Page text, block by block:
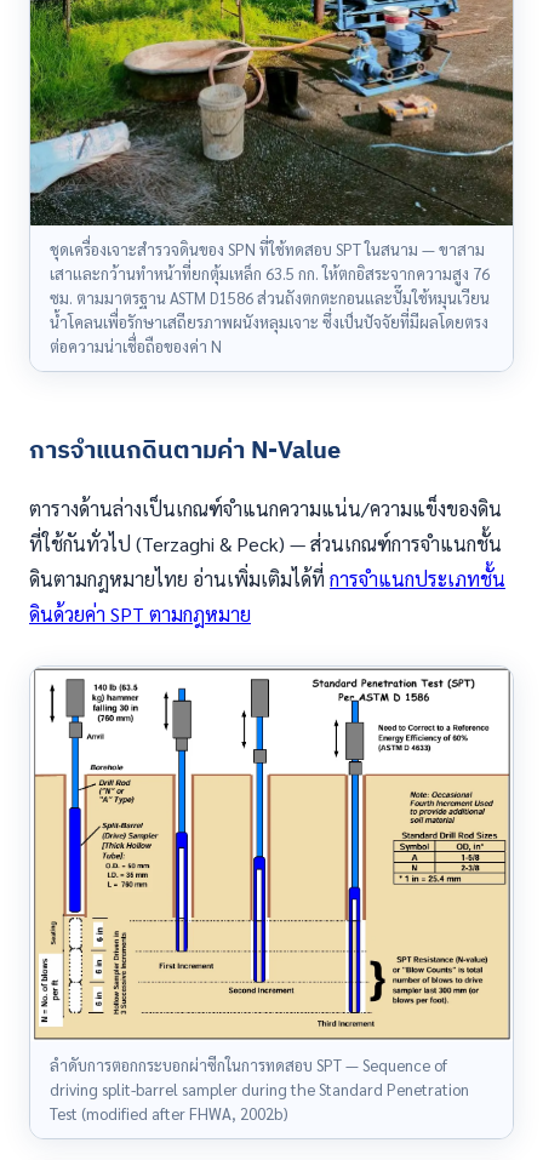
ชุดเครื่องเจาะสำรวจดินของ SPN ที่ใช้ทดสอบ SPT ในสนาม — ขาสาม
เสาและกว้านทำหน้าที่ยกตุ้มเหล็ก 63.5 กก. ให้ตกอิสระจากความสูง 76
ซม. ตามมาตรฐาน ASTM D1586 ส่วนถังตกตะกอนและปั๊มใช้หมุนเวียน
น้ำโคลนเพื่อรักษาเสถียรภาพผนังหลุมเจาะ ซึ่งเป็นปัจจัยที่มีผลโดยตรง
ต่อความน่าเชื่อถือของค่า N
การจำแนกดินตามค่า N-Value
ตารางด้านล่างเป็นเกณฑ์จำแนกความแน่น/ความแข็งของดิน
ที่ใช้กันทั่วไป (Terzaghi & Peck) — ส่วนเกณฑ์การจำแนกชั้น
ดินตามกฎหมายไทย อ่านเพิ่มเติมได้ที่ การจำแนกประเภทชั้น
ดินด้วยค่า SPT ตามกฎหมาย
ลำดับการตอกกระบอกผ่าซีกในการทดสอบ SPT — Sequence of
driving split-barrel sampler during the Standard Penetration
Test (modified after FHWA, 2002b)